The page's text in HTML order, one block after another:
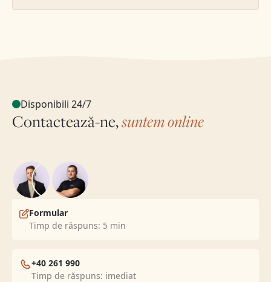
Disponibili 24/7
Contactează-ne,suntem online
Formular
Timp de răspuns: 5 min
+40 261 990
Timp de răspuns: imediat